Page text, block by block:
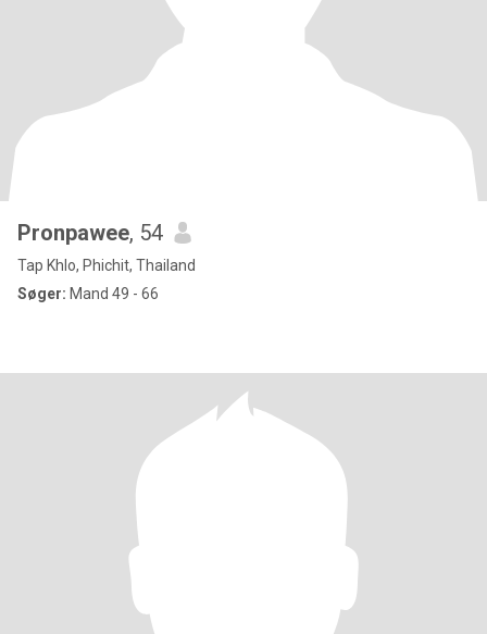
Pronpawee, 54
Tap Khlo, Phichit, Thailand
Søger: Mand 49 - 66